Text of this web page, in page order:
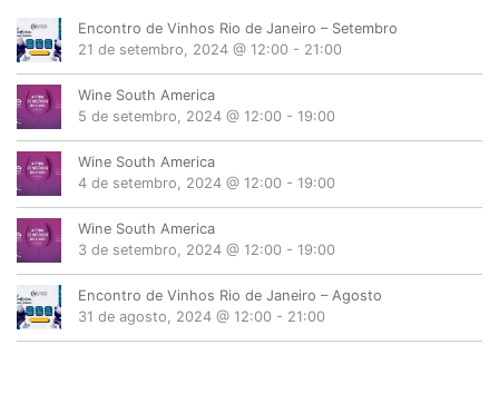
Encontro de Vinhos Rio de Janeiro – Setembro
21 de setembro, 2024 @ 12:00 - 21:00
Wine South America
5 de setembro, 2024 @ 12:00 - 19:00
Wine South America
4 de setembro, 2024 @ 12:00 - 19:00
Wine South America
3 de setembro, 2024 @ 12:00 - 19:00
Encontro de Vinhos Rio de Janeiro – Agosto
31 de agosto, 2024 @ 12:00 - 21:00